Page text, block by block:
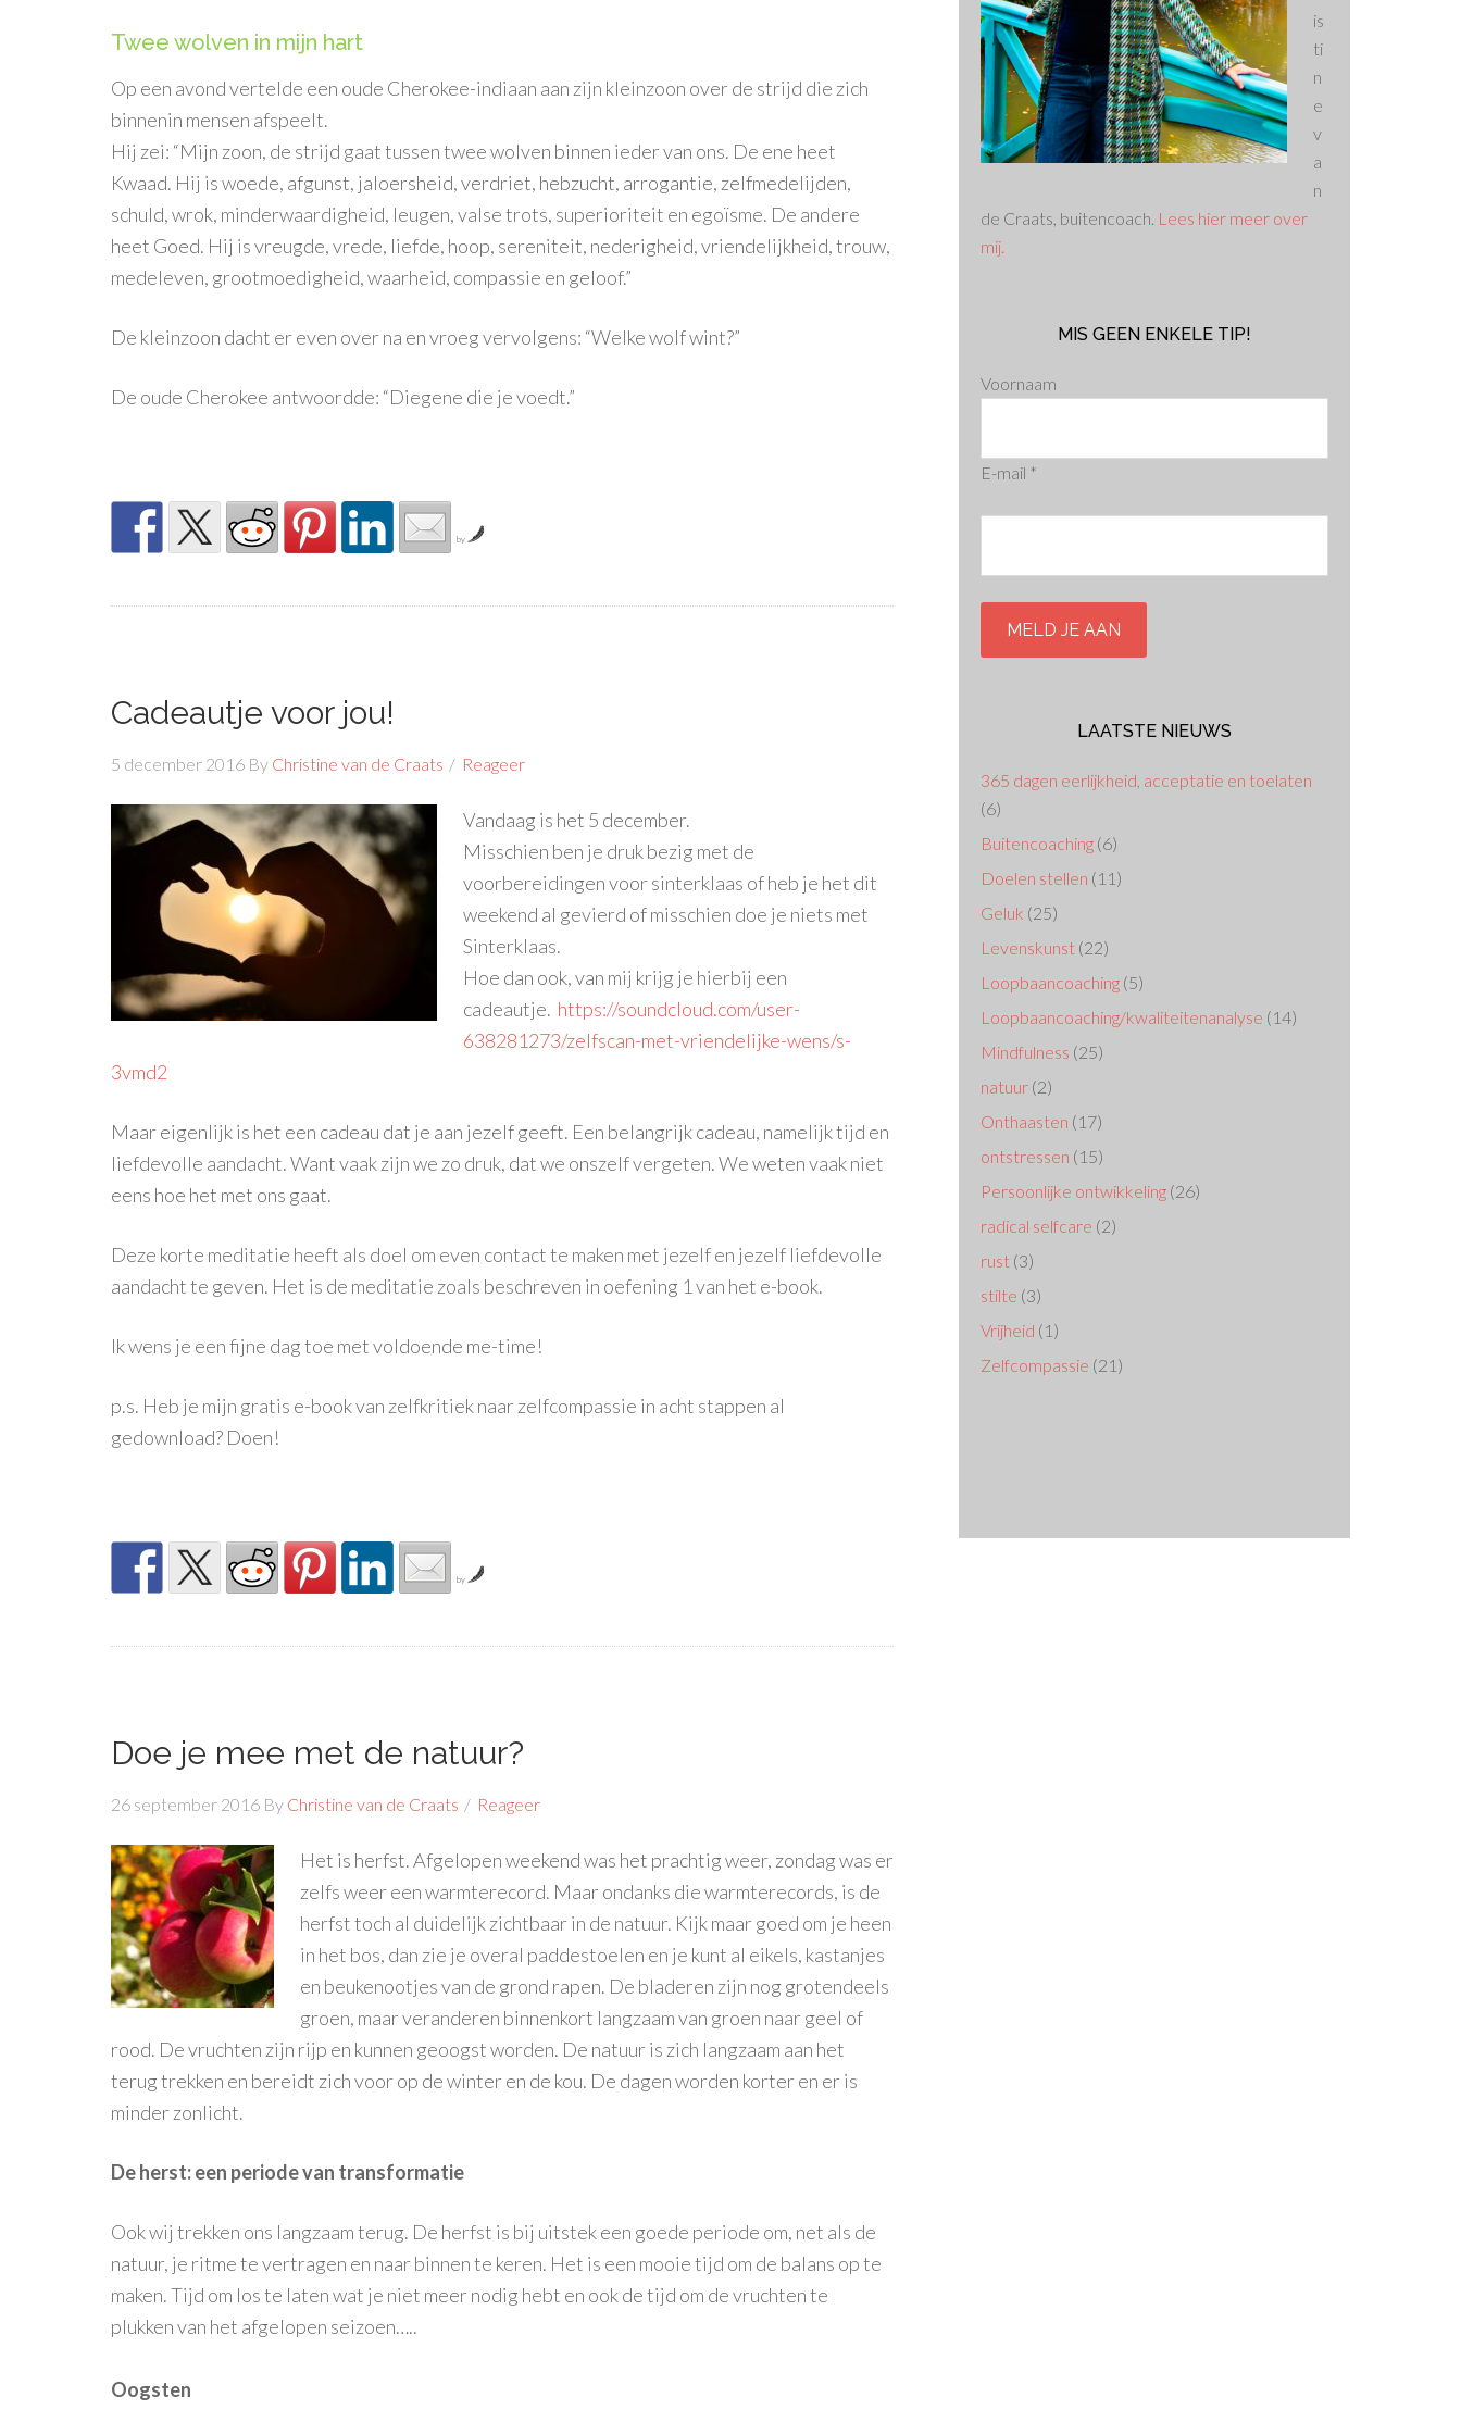
Twee wolven in mijn hart
Op een avond vertelde een oude Cherokee-indiaan aan zijn kleinzoon over de strijd die zich
binnenin mensen afspeelt.
Hij zei: “Mijn zoon, de strijd gaat tussen twee wolven binnen ieder van ons. De ene heet
Kwaad. Hij is woede, afgunst, jaloersheid, verdriet, hebzucht, arrogantie, zelfmedelijden,
schuld, wrok, minderwaardigheid, leugen, valse trots, superioriteit en egoïsme. De andere
heet Goed. Hij is vreugde, vrede, liefde, hoop, sereniteit, nederigheid, vriendelijkheid, trouw,
medeleven, grootmoedigheid, waarheid, compassie en geloof.”
De kleinzoon dacht er even over na en vroeg vervolgens: “Welke wolf wint?”
De oude Cherokee antwoordde: “Diegene die je voedt.”
by
Cadeautje voor jou!
5 december 2016 By Christine van de Craats Reageer
Vandaag is het 5 december.
Misschien ben je druk bezig met de
voorbereidingen voor sinterklaas of heb je het dit
weekend al gevierd of misschien doe je niets met
Sinterklaas.
Hoe dan ook, van mij krijg je hierbij een
cadeautje. https://soundcloud.com/user-
638281273/zelfscan-met-vriendelijke-wens/s-
3vmd2
Maar eigenlijk is het een cadeau dat je aan jezelf geeft. Een belangrijk cadeau, namelijk tijd en
liefdevolle aandacht. Want vaak zijn we zo druk, dat we onszelf vergeten. We weten vaak niet
eens hoe het met ons gaat.
Deze korte meditatie heeft als doel om even contact te maken met jezelf en jezelf liefdevolle
aandacht te geven. Het is de meditatie zoals beschreven in oefening 1 van het e-book.
Ik wens je een fijne dag toe met voldoende me-time!
p.s. Heb je mijn gratis e-book van zelfkritiek naar zelfcompassie in acht stappen al
gedownload? Doen!
by
Doe je mee met de natuur?
26 september 2016 By Christine van de Craats Reageer
Het is herfst. Afgelopen weekend was het prachtig weer, zondag was er
zelfs weer een warmterecord. Maar ondanks die warmterecords, is de
herfst toch al duidelijk zichtbaar in de natuur. Kijk maar goed om je heen
in het bos, dan zie je overal paddestoelen en je kunt al eikels, kastanjes
en beukenootjes van de grond rapen. De bladeren zijn nog grotendeels
groen, maar veranderen binnenkort langzaam van groen naar geel of
rood. De vruchten zijn rijp en kunnen geoogst worden. De natuur is zich langzaam aan het
terug trekken en bereidt zich voor op de winter en de kou. De dagen worden korter en er is
minder zonlicht.
De herst: een periode van transformatie
Ook wij trekken ons langzaam terug. De herfst is bij uitstek een goede periode om, net als de
natuur, je ritme te vertragen en naar binnen te keren. Het is een mooie tijd om de balans op te
maken. Tijd om los te laten wat je niet meer nodig hebt en ook de tijd om de vruchten te
plukken van het afgelopen seizoen…..
Oogsten
is
ti
n
e
v
a
n
de Craats, buitencoach. Lees hier meer over
mij.
MIS GEEN ENKELE TIP!
Voornaam
E-mail *
LAATSTE NIEUWS
365 dagen eerlijkheid, acceptatie en toelaten
(6)
Buitencoaching (6)
Doelen stellen (11)
Geluk (25)
Levenskunst (22)
Loopbaancoaching (5)
Loopbaancoaching/kwaliteitenanalyse (14)
Mindfulness (25)
natuur (2)
Onthaasten (17)
ontstressen (15)
Persoonlijke ontwikkeling (26)
radical selfcare (2)
rust (3)
stilte (3)
Vrijheid (1)
Zelfcompassie (21)